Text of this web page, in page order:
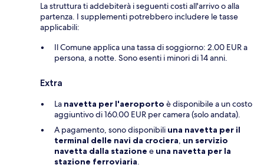
La struttura ti addebiterà i seguenti costi all'arrivo o alla
partenza. I supplementi potrebbero includere le tasse
applicabili:
Il Comune applica una tassa di soggiorno: 2.00 EUR a
persona, a notte. Sono esenti i minori di 14 anni.
Extra
La navetta per l'aeroporto è disponibile a un costo
aggiuntivo di 160.00 EUR per camera (solo andata).
A pagamento, sono disponibili una navetta per il
terminal delle navi da crociera, un servizio
navetta dalla stazione e una navetta per la
stazione ferroviaria.